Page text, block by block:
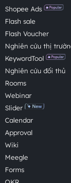
Shopee Ads
Flash sale
Flash Voucher
Nghiên cứu thị
KeywordTool
Nghiên cứu đối thủ
Rooms
Webinar
Slider
Calendar
Approval
Wiki
Meegle
Forms